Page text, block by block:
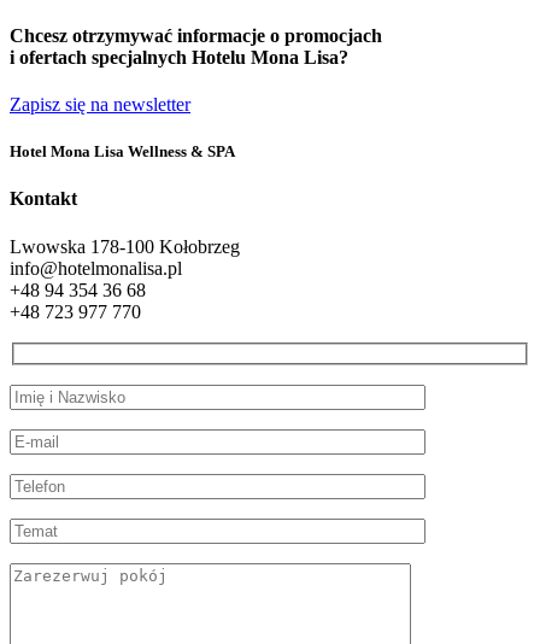
Chcesz otrzymywać informacje o promocjach
i ofertach specjalnych Hotelu Mona Lisa?
Zapisz się na newsletter
Hotel Mona Lisa Wellness & SPA
Kontakt
Lwowska 1 78-100 Kołobrzeg
info@hotelmonalisa.pl
+48 94 354 36 68
+48 723 977 770